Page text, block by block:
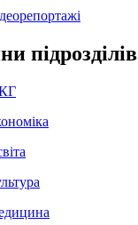
підрозділів